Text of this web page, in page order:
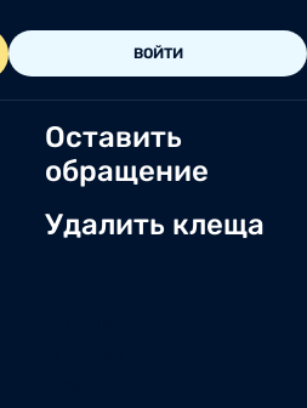
ВОЙТИ
Оставить
обращение
Удалить клеща